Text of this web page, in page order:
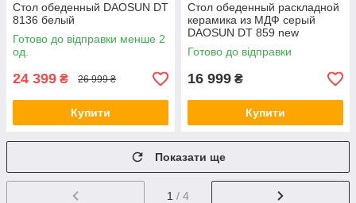
Стол обеденный DAOSUN DТ
8136 белый
Готово до відправки менше 2
од.
24 399 ₴ 26 999 ₴
Купити
Стол обеденный раскладной
керамика из МДФ серый
DAOSUN DT 859 new
Готово до відправки
16 999 ₴
Купити
Показати ще
1 / 4